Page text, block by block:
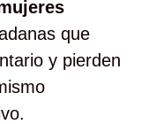
que
y pierden